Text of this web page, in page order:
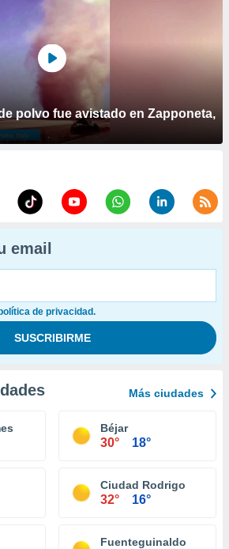
polvo fue avistado en Zapponeta,
email
de privacidad.
Más ciudades
Béjar
30° 18°
Ciudad Rodrigo
32° 16°
Fuenteguinaldo